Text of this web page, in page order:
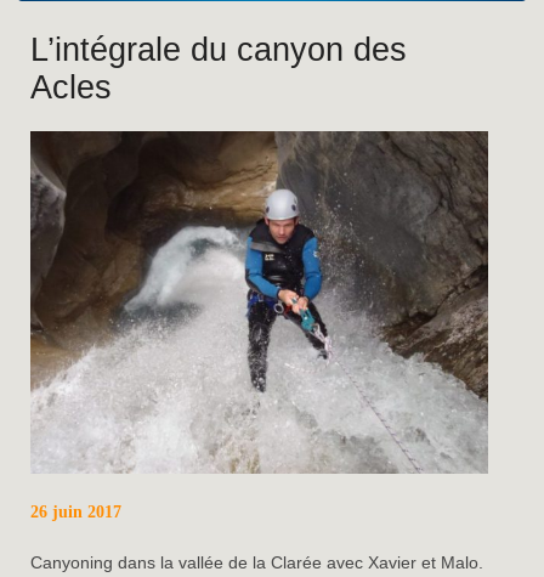
L’intégrale du canyon des
Acles
26 juin 2017
Canyoning dans la vallée de la Clarée avec Xavier et Malo.